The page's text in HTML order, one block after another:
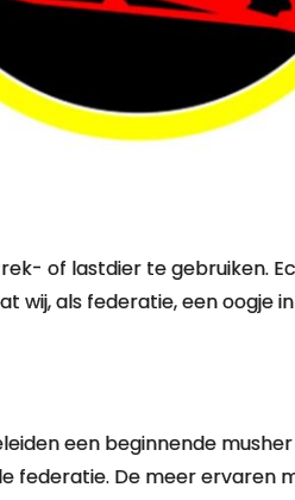
of lastdier te gebruiken.
wij, als federatie, een oogje
een beginnende
federatie. De meer ervaren